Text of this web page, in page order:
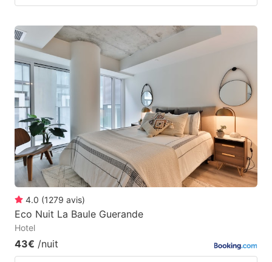
4.0 (1279 avis)
Eco Nuit La Baule Guerande
Hotel
43€ /nuit